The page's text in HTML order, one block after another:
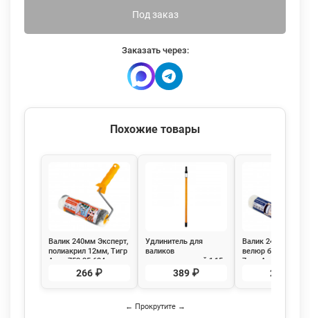
Под заказ
Заказать через:
Похожие товары
Валик 240мм Эксперт,
полиакрил 12мм, Тигр
Акор 752 35 624
266 ₽
Удлинитель для
валиков
телескопический 1,15-
2м, Бибер 31901
389 ₽
Валик 240мм
велюр белый ворс
7мм, Акор 724 35
245 ₽
← Прокрутите →